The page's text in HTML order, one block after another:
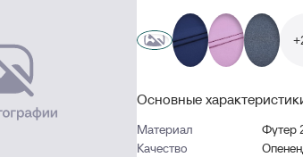
Основные
Материал
Футер
Качество